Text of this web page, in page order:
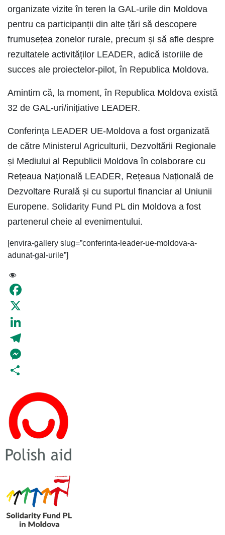
organizate vizite în teren la GAL-urile din Moldova
pentru ca participanții din alte țări să descopere
frumusețea zonelor rurale, precum și să afle despre
rezultatele activităților LEADER, adică istoriile de
succes ale proiectelor-pilot, în Republica Moldova.
Amintim că, la moment, în Republica Moldova există
32 de GAL-uri/inițiative LEADER.
Conferința LEADER UE-Moldova a fost organizată
de către Ministerul Agriculturii, Dezvoltării Regionale
și Mediului al Republicii Moldova în colaborare cu
Rețeaua Națională LEADER, Rețeaua Națională de
Dezvoltare Rurală și cu suportul financiar al Uniunii
Europene. Solidarity Fund PL din Moldova a fost
partenerul cheie al evenimentului.
[envira-gallery slug=”conferinta-leader-ue-moldova-a-
adunat-gal-urile”]
Facebook
X
LinkedIn
Telegram
Messenger